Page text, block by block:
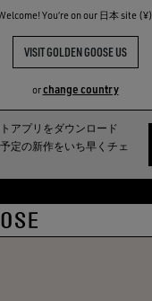
You‘re on our 日本 site (¥)
VISIT GOLDEN GOOSE US
orchange country
アプリをダウンロード
定の新作をいち早くチェ